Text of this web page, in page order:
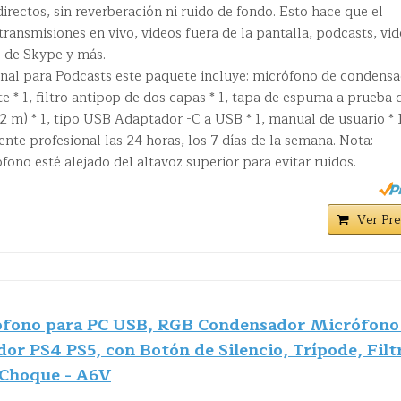
sin reverberación ni ruido de fondo. Esto hace que el
en vivo, videos fuera de la pantalla, podcasts,
Skype y más.
para Podcasts este paquete incluye: micrófono de
* 1, filtro antipop de dos capas * 1, tapa de espuma a prueba
m) * 1, tipo USB Adaptador -C a USB * 1, manual de usuario *
profesional las 24 horas, los 7 días de la semana. Nota:
esté alejado del altavoz superior para evitar ruidos.
Ver
para PC USB, RGB Condensador
PS4 PS5, con Botón de Silencio, Trípode,
- A6V